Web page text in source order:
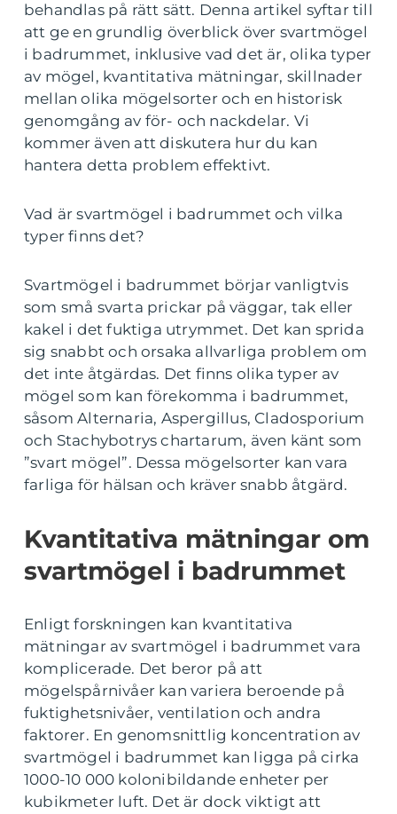
behandlas på rätt sätt. Denna artikel syftar till
att ge en grundlig överblick över svartmögel
i badrummet, inklusive vad det är, olika typer
av mögel, kvantitativa mätningar, skillnader
mellan olika mögelsorter och en historisk
genomgång av för- och nackdelar. Vi
kommer även att diskutera hur du kan
hantera detta problem effektivt.
Vad är svartmögel i badrummet och vilka
typer finns det?
Svartmögel i badrummet börjar vanligtvis
som små svarta prickar på väggar, tak eller
kakel i det fuktiga utrymmet. Det kan sprida
sig snabbt och orsaka allvarliga problem om
det inte åtgärdas. Det finns olika typer av
mögel som kan förekomma i badrummet,
såsom Alternaria, Aspergillus, Cladosporium
och Stachybotrys chartarum, även känt som
”svart mögel”. Dessa mögelsorter kan vara
farliga för hälsan och kräver snabb åtgärd.
Kvantitativa mätningar om
svartmögel i badrummet
Enligt forskningen kan kvantitativa
mätningar av svartmögel i badrummet vara
komplicerade. Det beror på att
mögelspårnivåer kan variera beroende på
fuktighetsnivåer, ventilation och andra
faktorer. En genomsnittlig koncentration av
svartmögel i badrummet kan ligga på cirka
1000-10 000 kolonibildande enheter per
kubikmeter luft. Det är dock viktigt att